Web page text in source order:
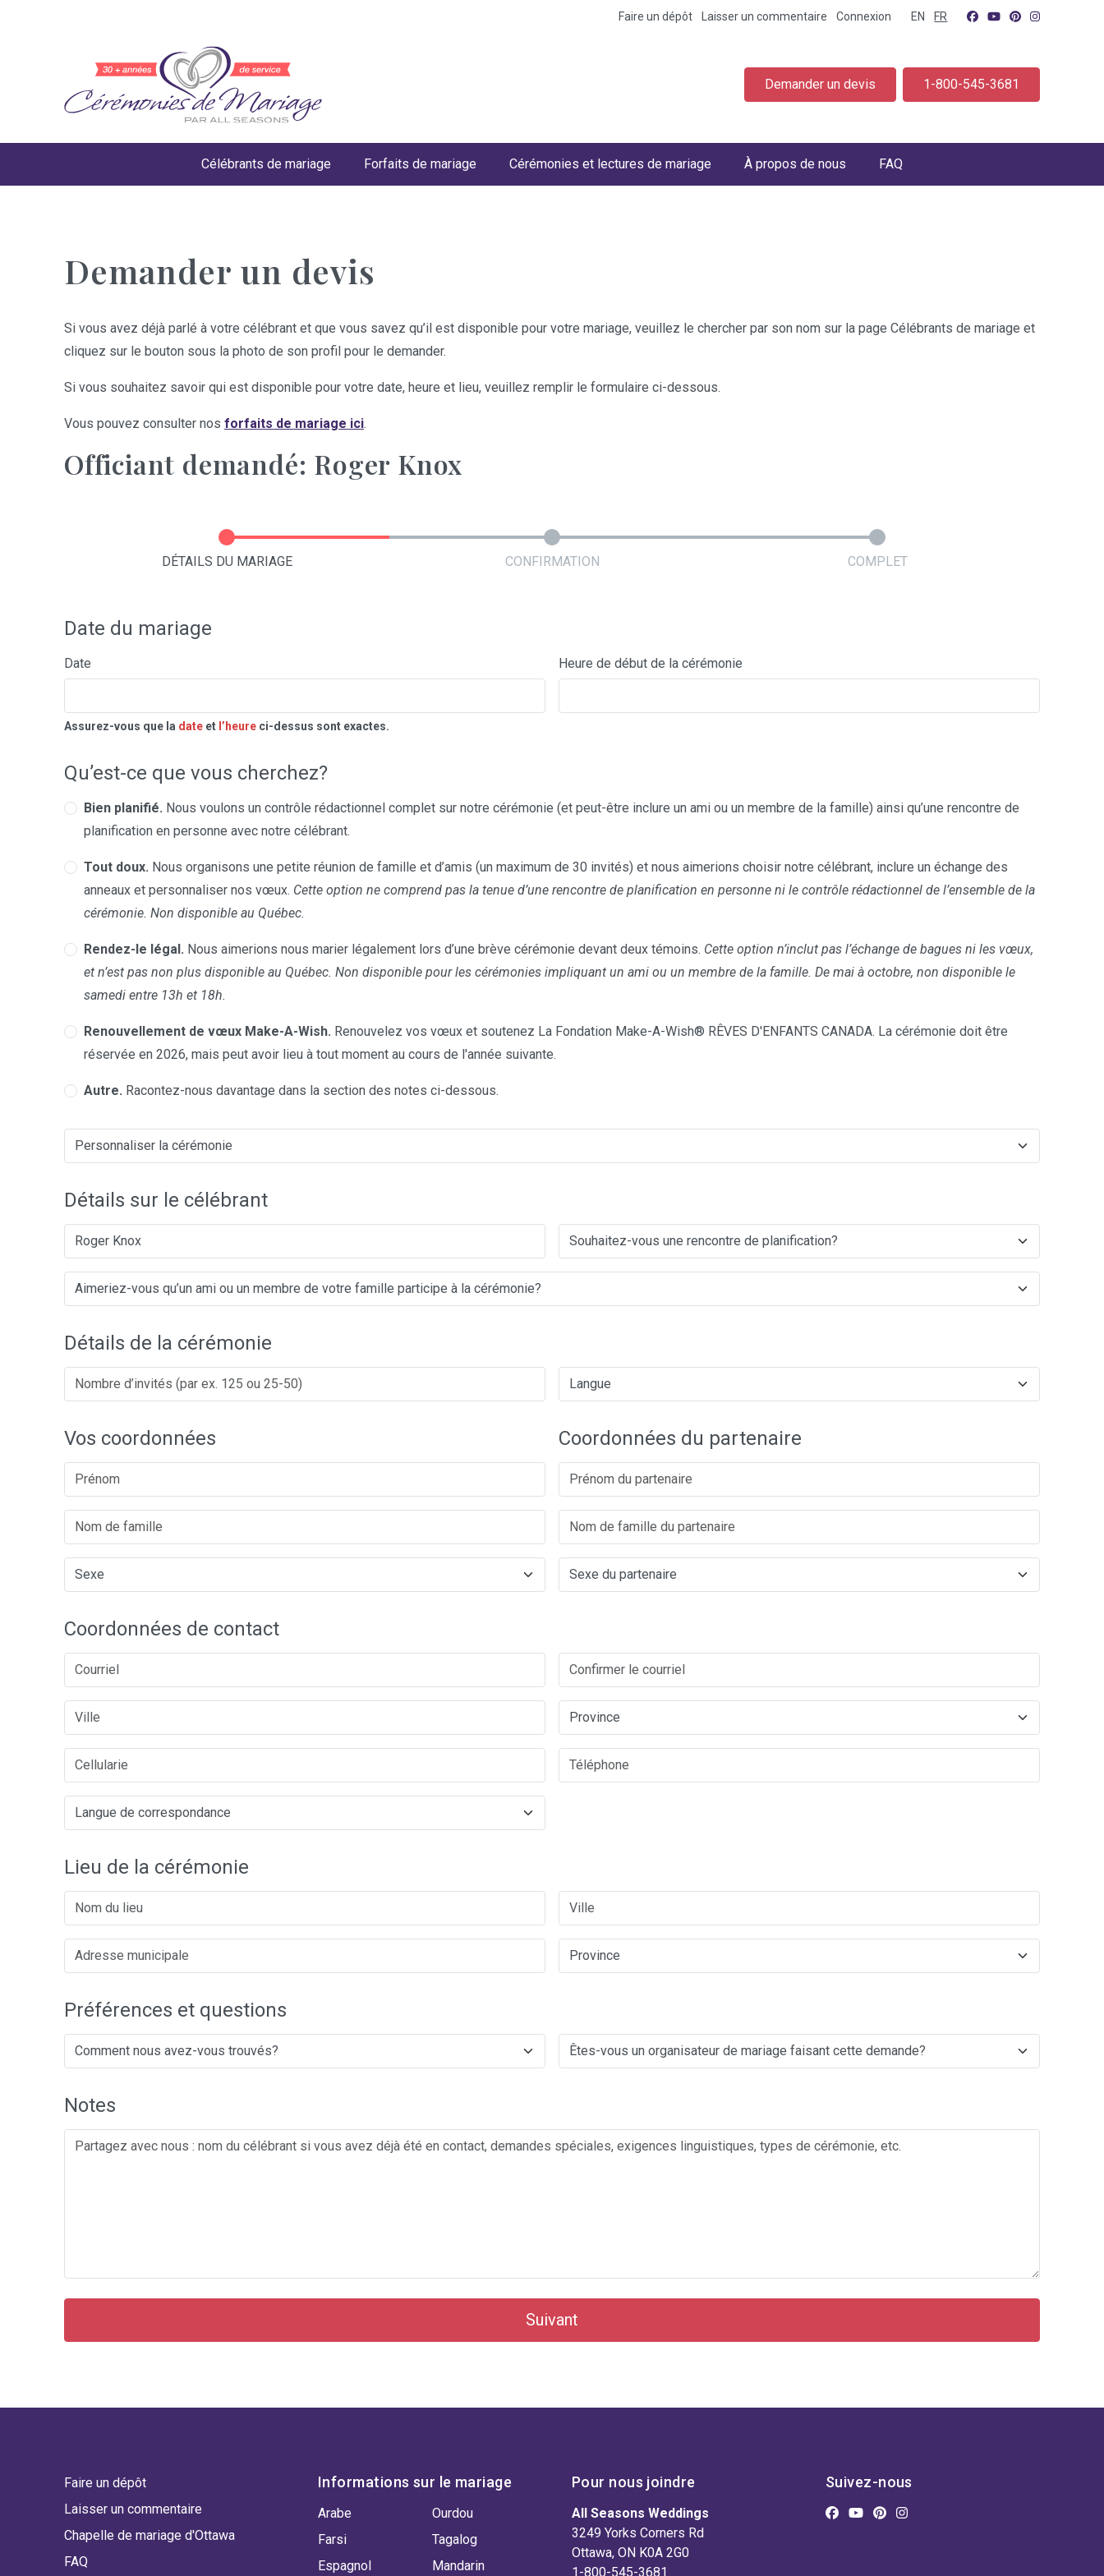
Faire un dépôt Laisser un commentaire Connexion EN FR
Demander un devis 1-800-545-3681
Célébrants de mariage Forfaits de mariage Cérémonies et lectures de mariage À propos de nous FAQ
Demander un devis
Si vous avez déjà parlé à votre célébrant et que vous savez qu’il est disponible pour votre mariage, veuillez le chercher par son nom sur la page Célébrants de mariage et
cliquez sur le bouton sous la photo de son profil pour le demander.
Si vous souhaitez savoir qui est disponible pour votre date, heure et lieu, veuillez remplir le formulaire ci-dessous.
Vous pouvez consulter nos forfaits de mariage ici.
Officiant demandé: Roger Knox
DÉTAILS DU MARIAGE CONFIRMATION COMPLET
Date du mariage
Date Heure de début de la cérémonie
Assurez-vous que la date et l’heure ci-dessus sont exactes.
Qu’est-ce que vous cherchez?
Bien planifié. Nous voulons un contrôle rédactionnel complet sur notre cérémonie (et peut-être inclure un ami ou un membre de la famille) ainsi qu’une rencontre de
planification en personne avec notre célébrant.
Tout doux. Nous organisons une petite réunion de famille et d’amis (un maximum de 30 invités) et nous aimerions choisir notre célébrant, inclure un échange des
anneaux et personnaliser nos vœux. Cette option ne comprend pas la tenue d’une rencontre de planification en personne ni le contrôle rédactionnel de l’ensemble de la
cérémonie. Non disponible au Québec.
Rendez-le légal. Nous aimerions nous marier légalement lors d’une brève cérémonie devant deux témoins. Cette option n’inclut pas l’échange de bagues ni les vœux,
et n’est pas non plus disponible au Québec. Non disponible pour les cérémonies impliquant un ami ou un membre de la famille. De mai à octobre, non disponible le
samedi entre 13h et 18h.
Renouvellement de vœux Make-A-Wish. Renouvelez vos vœux et soutenez La Fondation Make-A-Wish® RÊVES D'ENFANTS CANADA. La cérémonie doit être
réservée en 2026, mais peut avoir lieu à tout moment au cours de l'année suivante.
Autre. Racontez-nous davantage dans la section des notes ci-dessous.
Détails sur le célébrant
Roger Knox
Détails de la cérémonie
Vos coordonnées Coordonnées du partenaire
Coordonnées de contact
Lieu de la cérémonie
Préférences et questions
Notes
Suivant
Faire un dépôt
Laisser un commentaire
Chapelle de mariage d'Ottawa
FAQ
Informations sur le mariage
Arabe
Farsi
Espagnol
Ourdou
Tagalog
Mandarin
Pour nous joindre
All Seasons Weddings
3249 Yorks Corners Rd
Ottawa, ON K0A 2G0
1-800-545-3681
Suivez-nous